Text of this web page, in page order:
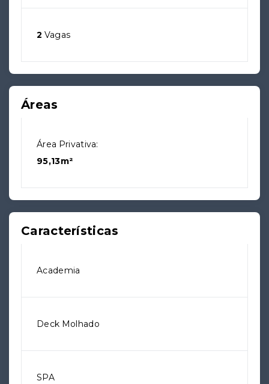
2 Vagas
Áreas
Área Privativa:
95,13m²
Características
Academia
Deck Molhado
SPA